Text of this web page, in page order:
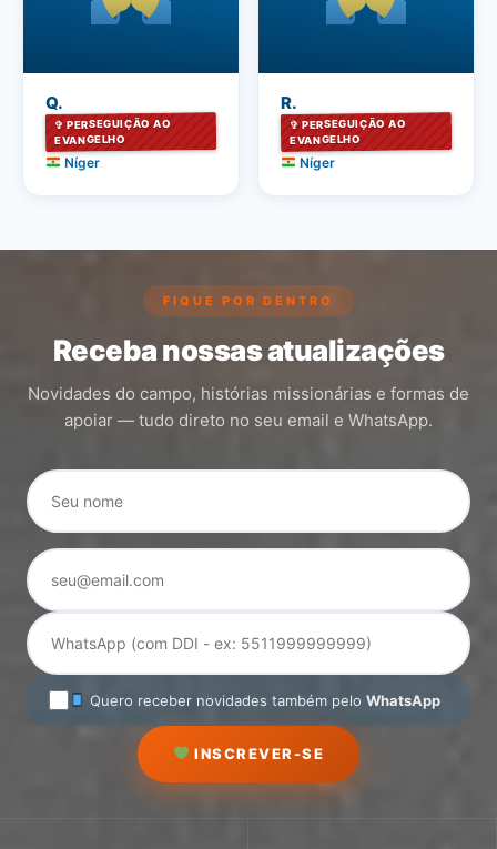
Q.
✞ PERSEGUIÇÃO AO
EVANGELHO
Níger
R.
✞ PERSEGUIÇÃO AO
EVANGELHO
Níger
FIQUE POR DENTRO
Receba nossas atualizações
Novidades do campo, histórias missionárias e formas de
apoiar — tudo direto no seu email e WhatsApp.
Quero receber novidades também pelo WhatsApp
INSCREVER-SE